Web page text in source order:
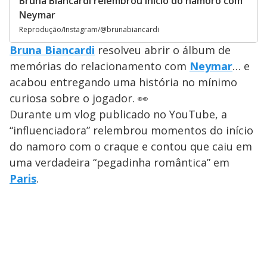
Neymar
Reprodução/Instagram/@brunabiancardi
Bruna Biancardi resolveu abrir o álbum de
memórias do relacionamento com Neymar… e
acabou entregando uma história no mínimo
curiosa sobre o jogador. 👀
Durante um vlog publicado no YouTube, a
“influenciadora” relembrou momentos do início
do namoro com o craque e contou que caiu em
uma verdadeira “pegadinha romântica” em
Paris.